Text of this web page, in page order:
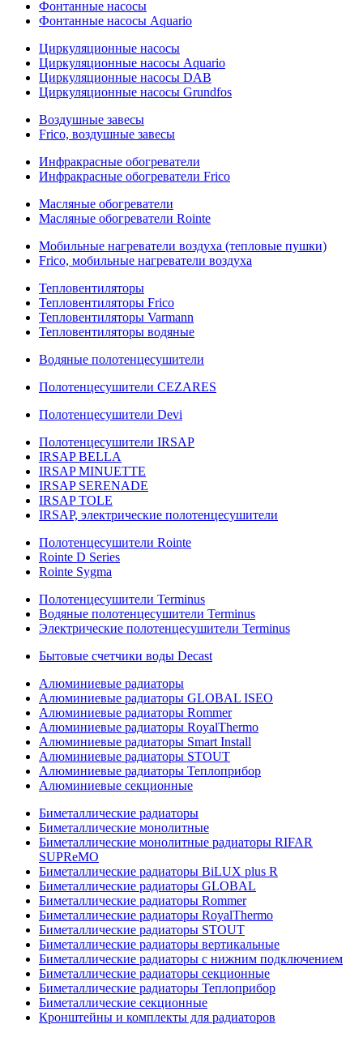
Фонтанные насосы
Фонтанные насосы Aquario
Циркуляционные насосы
Циркуляционные насосы Aquario
Циркуляционные насосы DAB
Циркуляционные насосы Grundfos
Воздушные завесы
Frico, воздушные завесы
Инфракрасные обогреватели
Инфракрасные обогреватели Frico
Масляные обогреватели
Масляные обогреватели Rointe
Мобильные нагреватели воздуха (тепловые пушки)
Frico, мобильные нагреватели воздуха
Тепловентиляторы
Тепловентиляторы Frico
Тепловентиляторы Varmann
Тепловентиляторы водяные
Водяные полотенцесушители
Полотенцесушители CEZARES
Полотенцесушители Devi
Полотенцесушители IRSAP
IRSAP BELLA
IRSAP MINUETTE
IRSAP SERENADE
IRSAP TOLE
IRSAP, электрические полотенцесушители
Полотенцесушители Rointe
Rointe D Series
Rointe Sygma
Полотенцесушители Terminus
Водяные полотенцесушители Terminus
Электрические полотенцесушители Terminus
Бытовые счетчики воды Decast
Алюминиевые радиаторы
Алюминиевые радиаторы GLOBAL ISEO
Алюминиевые радиаторы Rommer
Алюминиевые радиаторы RoyalThermo
Алюминиевые радиаторы Smart Install
Алюминиевые радиаторы STOUT
Алюминиевые радиаторы Теплоприбор
Алюминиевые секционные
Биметаллические радиаторы
Биметаллические монолитные
Биметаллические монолитные радиаторы RIFAR
SUPReMO
Биметаллические радиаторы BiLUX plus R
Биметаллические радиаторы GLOBAL
Биметаллические радиаторы Rommer
Биметаллические радиаторы RoyalThermo
Биметаллические радиаторы STOUT
Биметаллические радиаторы вертикальные
Биметаллические радиаторы с нижним подключением
Биметаллические радиаторы секционные
Биметаллические радиаторы Теплоприбор
Биметаллические секционные
Кронштейны и комплекты для радиаторов